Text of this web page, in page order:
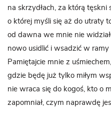
na skrzydłach, za którą tęskni
o której myśli się aż do utraty
od dawna we mnie nie
nowo usidlić i wsadzić w ramy
Pamiętajcie mnie z
gdzie będę już tylko miłym
nie wraca się do kogoś, kto o
zapomniał, czym naprawdę